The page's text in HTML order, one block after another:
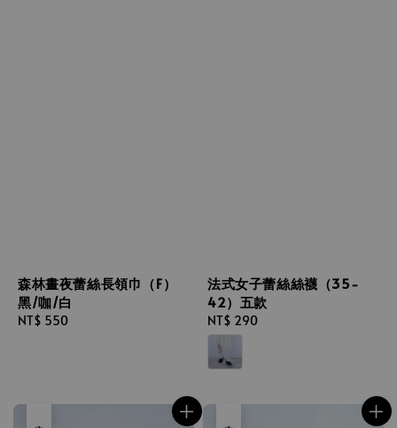
森林晝夜蕾絲長領巾（F）
黑/咖/白
Regular
NT$ 550
法式女子蕾絲絲襪（35-
42）五款
Regular
price
NT$ 290